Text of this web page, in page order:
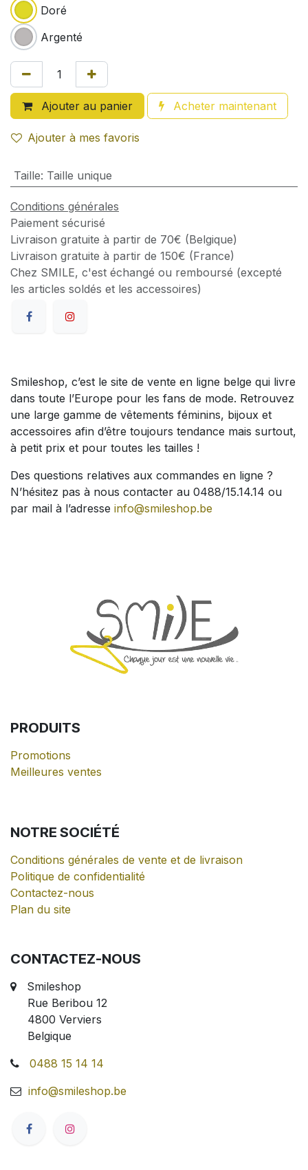
Doré
Argenté
Ajouter au panier Acheter maintenant
Ajouter à mes favoris
Taille: Taille unique
Conditions générales
Paiement sécurisé
Livraison gratuite à partir de 70€ (Belgique)
Livraison gratuite à partir de 150€ (France)
Chez SMILE, c'est échangé ou remboursé (excepté
les articles soldés et les accessoires)
Smileshop, c’est le site de vente en ligne belge qui livre
dans toute l’Europe pour les fans de mode. Retrouvez
une large gamme de vêtements féminins, bijoux et
accessoires afin d’être toujours tendance mais surtout,
à petit prix et pour toutes les tailles !
Des questions relatives aux commandes en ligne ?
N’hésitez pas à nous contacter au 0488/15.14.14 ou
par mail à l’adresse info@smileshop.be
PRODUITS
Promotions
Meilleures ventes
NOTRE SOCIÉTÉ
Conditions générales de vente et de livraison
Politique de confidentialité
Contactez-nous
Plan du site
CONTACTEZ-NOUS
Smileshop
Rue Beribou 12
4800 Verviers
Belgique
0488 15 14 14
info@smileshop.be